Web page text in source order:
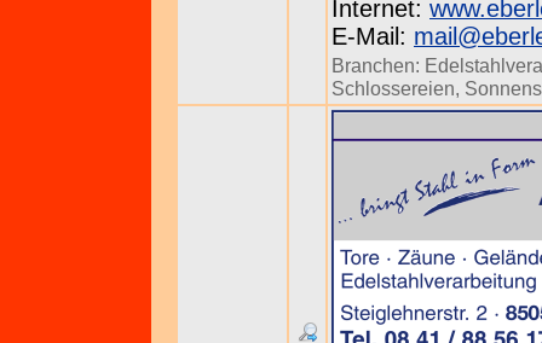
Internet:
E-Mail:
Branchen:
Schlossereien,